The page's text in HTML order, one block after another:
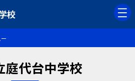
校
庭代台中学校